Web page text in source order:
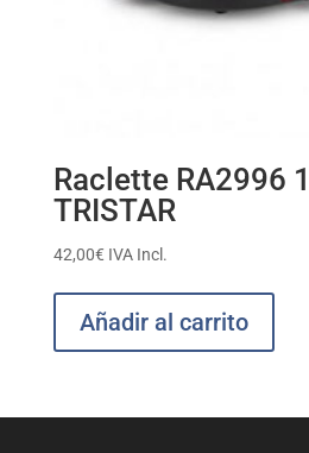
Raclette RA2996
TRISTAR
42,00€ IVA Incl.
Añadir al carrito